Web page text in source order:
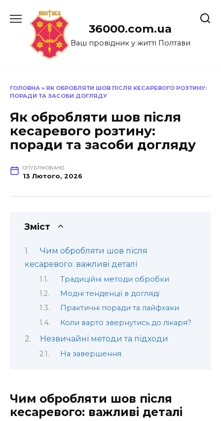
до
36000.com.ua
Ваш провідник у житті Полтави
ГОЛОВНА » ЯК ОБРОБЛЯТИ ШОВ ПІСЛЯ КЕСАРЕВОГО РОЗТИНУ:
ПОРАДИ ТА ЗАСОБИ ДОГЛЯДУ
Як обробляти шов після
кесаревого розтину:
поради та засоби догляду
ОПУБЛІКОВАНО
13 Лютого, 2026
Зміст
Чим обробляти шов після
кесаревого: важливі деталі
Традиційні методи обробки
Модні тенденції в догляді
Практичні поради та лайфхаки
Коли варто звернутись до лікаря?
Незвичайні методи та підходи
На завершення
Чим обробляти шов після
кесаревого: важливі деталі